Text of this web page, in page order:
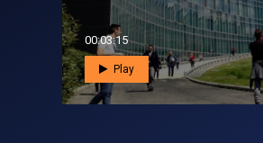
00:03:15
Play